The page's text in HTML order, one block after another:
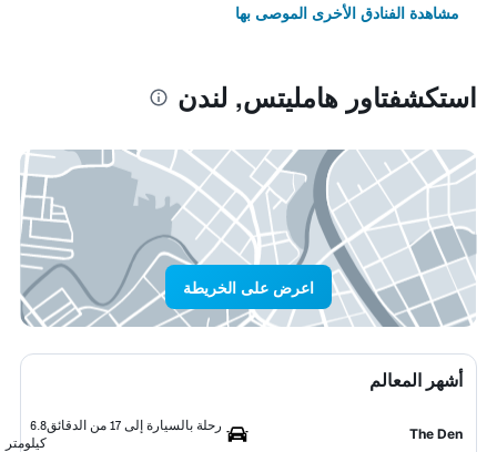
مشاهدة الفنادق الأخرى الموصى بها
استكشفتاور هامليتس, لندن
اعرض على الخريطة
أشهر المعالم
The Den
رحلة بالسيارة إلى 17 من الدقائق
6.8
كيلومتر